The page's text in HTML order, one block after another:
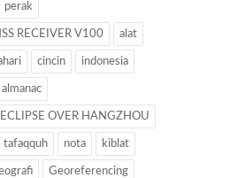
perak
RECEIVER V100 alat
cincin indonesia
almanac
ECLIPSE OVER HANGZHOU
tafaqquh nota kiblat
Georeferencing